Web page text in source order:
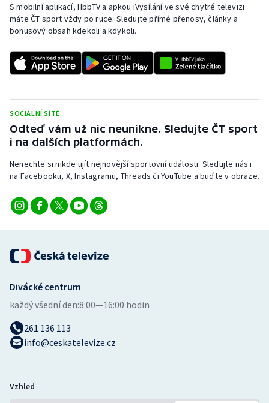
S mobilní aplikací, HbbTV a apkou iVysílání ve své chytré televizi
máte ČT sport vždy po ruce. Sledujte přímé přenosy, články a
bonusový obsah kdekoli a kdykoli.
SOCIÁLNÍ SÍTĚ
Odteď vám už nic neunikne. Sledujte ČT sport
i na dalších platformách.
Nenechte si nikde ujít nejnovější sportovní události. Sledujte nás i
na Facebooku, X, Instagramu, Threads či YouTube a buďte v obraze.
Divácké centrum
každý všední den:8:00—16:00 hodin
261 136 113
info@ceskatelevize.cz
Vzhled